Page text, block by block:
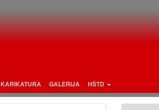
KARIKATURA GALERIJA HŠTD